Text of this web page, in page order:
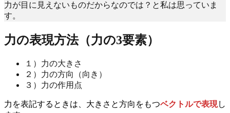
力が目に見えないものだからなのでは？と私は思っていま
す。
力の表現方法（力の3要素）
１）力の大きさ
２）力の方向（向き）
３）力の作用点
力を表記するときは、大きさと方向をもつベクトルで表現し